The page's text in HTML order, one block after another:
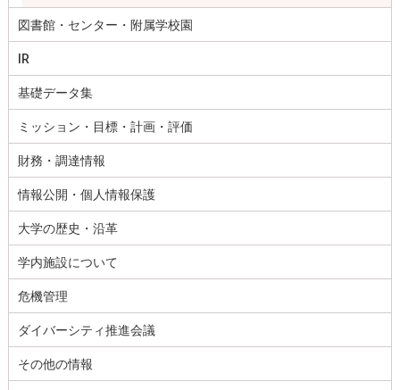
図書館・センター・附属学校園
IR
基礎データ集
ミッション・目標・計画・評価
財務・調達情報
情報公開・個人情報保護
大学の歴史・沿革
学内施設について
危機管理
ダイバーシティ推進会議
その他の情報